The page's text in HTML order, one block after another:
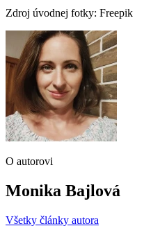
Zdroj úvodnej fotky: Freepik
O autorovi
Monika Bajlová
Všetky články autora